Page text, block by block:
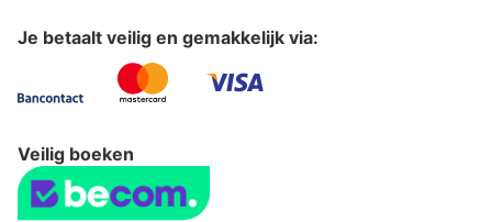
Je betaalt veilig en gemakkelijk via:
Veilig boeken